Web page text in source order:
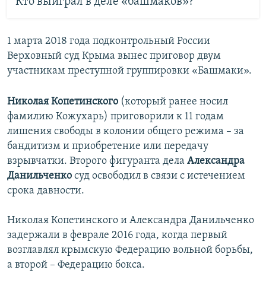
1 марта 2018 года подконтрольный России
Верховный суд Крыма вынес приговор двум
участникам преступной группировки «Башмаки».
Николая Копетинского (который ранее носил
фамилию Кожухарь) приговорили к 11 годам
лишения свободы в колонии общего режима – за
бандитизм и приобретение или передачу
взрывчатки. Второго фигуранта дела Александра
Данильченко суд освободил в связи с истечением
срока давности.
Николая Копетинского и Александра Данильченко
задержали в феврале 2016 года, когда первый
возглавлял крымскую Федерацию вольной борьбы,
а второй – Федерацию бокса.